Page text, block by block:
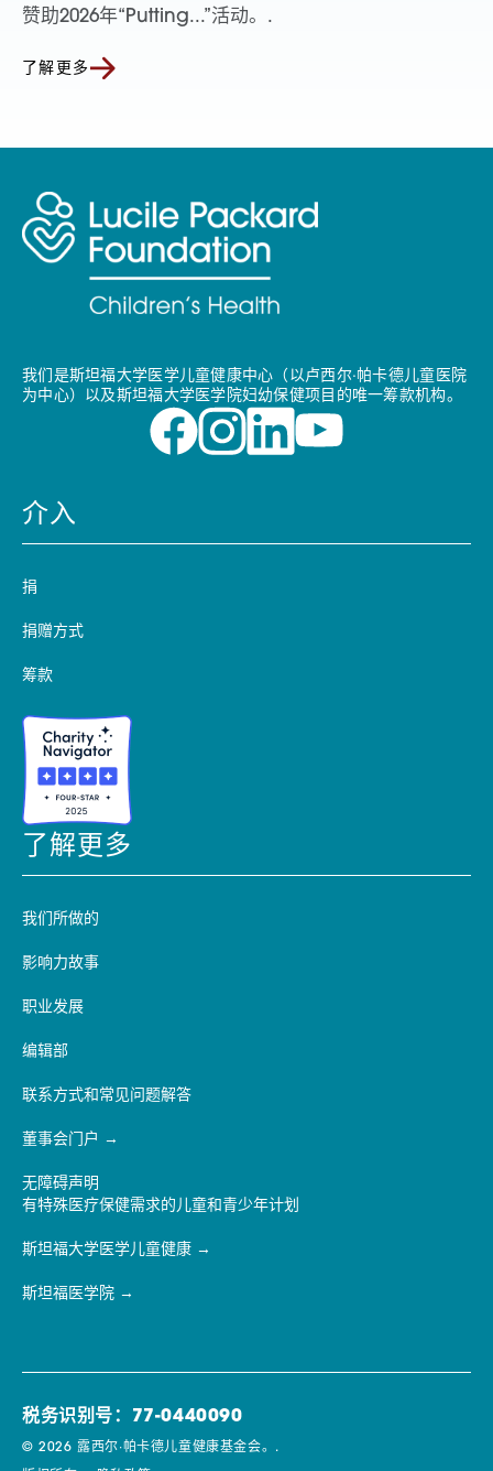
赞助2026年“Putting...”活动。.
了解更多
我们是斯坦福大学医学儿童健康中心（以卢西尔·帕卡德儿童医院
为中心）以及斯坦福大学医学院妇幼保健项目的唯一筹款机构。
介入
捐
捐赠方式
筹款
了解更多
我们所做的
影响力故事
职业发展
编辑部
联系方式和常见问题解答
董事会门户
无障碍声明
有特殊医疗保健需求的儿童和青少年计划
斯坦福大学医学儿童健康
斯坦福医学院
税务识别号：77-0440090
© 2026 露西尔·帕卡德儿童健康基金会。.